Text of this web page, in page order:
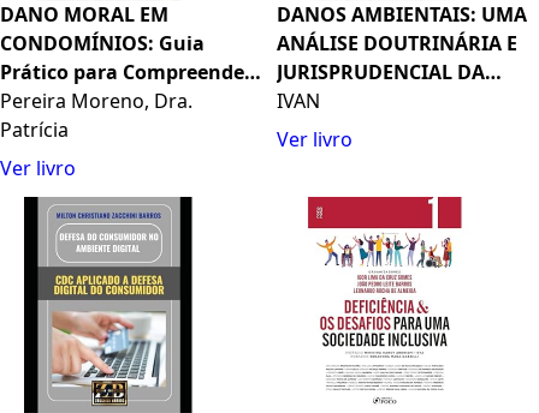
DANO MORAL EM
CONDOMÍNIOS: Guia
Prático para Compreender
e Prevenir Danos Morais
em Condomínios
(Portuguese Edition)
Pereira Moreno, Dra.
Patrícia
Ver livro
DANOS AMBIENTAIS: UMA
ANÁLISE DOUTRINÁRIA E
JURISPRUDENCIAL DA
RESPONSABILIDADE
EXTRACONTRATUAL DO E
IVAN
Ver livro